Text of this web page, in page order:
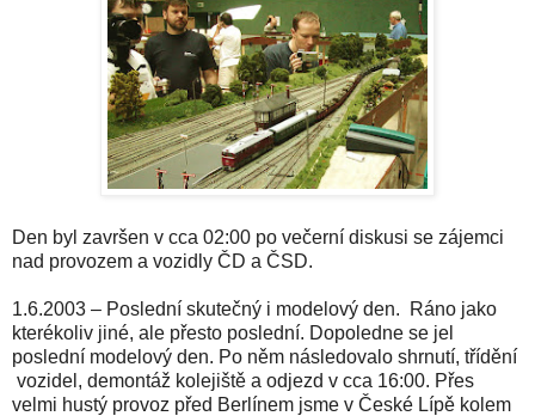
Den byl završen v cca 02:00 po večerní diskusi se zájemci
nad provozem a vozidly ČD a ČSD.
1.6.2003 – Poslední skutečný i modelový den. Ráno jako
kterékoliv jiné, ale přesto poslední. Dopoledne se jel
poslední modelový den. Po něm následovalo shrnutí, třídění
vozidel, demontáž kolejiště a odjezd v cca 16:00. Přes
velmi hustý provoz před Berlínem jsme v České Lípě kolem